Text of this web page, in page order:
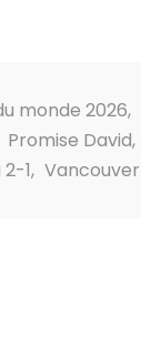
monde 2026,
Promise David,
1, Vancouver